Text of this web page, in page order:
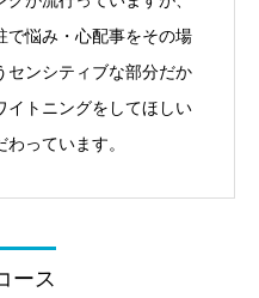
で悩み・心配事をその場
センシティブな部分だか
イトニングをしてほしい
っています。
ース